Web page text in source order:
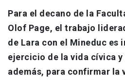
Para el decano de la
Olof Page, el trabajo
de Lara con el Mineduc es
ejercicio de la vida cívica
además, para confirmar la